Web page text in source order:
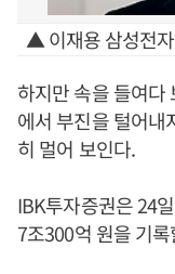
▲ 이재용 삼성전
하지만 속을 들여다
에서 부진을 털어내
히 멀어 보인다.
IBK투자증권은 24
7조300억 원을 기